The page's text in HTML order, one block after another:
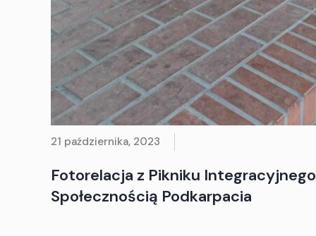
21 października, 2023
Fotorelacja z Pikniku
Społecznością Podkarpacia